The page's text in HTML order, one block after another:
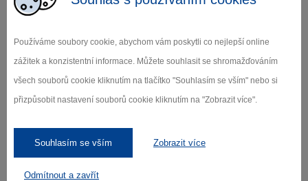
Používáme soubory cookie, abychom vám poskytli co nejlepší online
zážitek a konzistentní informace. Můžete souhlasit se shromažďováním
všech souborů cookie kliknutím na tlačítko "Souhlasím se vším" nebo si
přizpůsobit nastavení souborů cookie kliknutím na "Zobrazit více".
Souhlasím se vším Zobrazit více
Odmítnout a zavřít
Zamilujte si Vysočinu
Přihlaste se k odběru našeho newsletteru
o novinkách.
Záleží nám na ochraně osobních údajů.